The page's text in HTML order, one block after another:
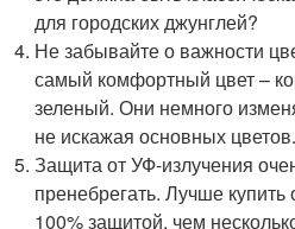
для городских джунглей?
Не забывайте о важности
самый комфортный цвет –
зеленый. Они немного
не искажая основных цветов.
Защита от УФ-излучения
пренебрегать. Лучше
100% защитой, чем